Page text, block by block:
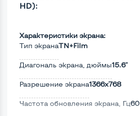
HD):
Характеристики экрана:
Тип экранаTN+Film
Диагональ экрана, дюймы15.6"
Разрешение экрана1366x768
Частота обновления экрана, Гц60